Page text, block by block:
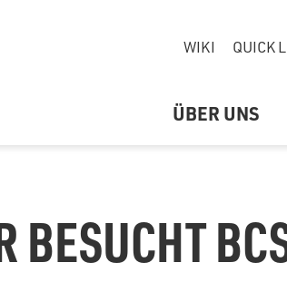
WIKI QUICK
ÜBER UNS
BESUCHT